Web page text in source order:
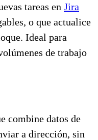
tareas en Jira
o que actualice
Ideal para
de trabajo
combine datos de
a dirección, sin